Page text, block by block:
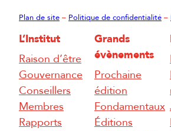
Plan de site – Politique de confidentialité –
L’Institut
Raison d’être
Gouvernance
Conseillers
Membres
Rapports
Grands
évènements
Prochaine
édition
Fondamentaux
Éditions